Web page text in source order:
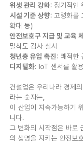
위생 관리 강화: 정기적인
시설 기준 상향: 고령화를
확대 등)
안전보호구 지급 및 교육
밀착도 검사 실시
청년층 유입 촉진: 쾌적한
디지털화: IoT 센서를 활
건설업은 우리나라 경제
라는 숫자는,
이 산업이 지속가능하기
니다.
그 변화의 시작점은 바로
의 생명을 지키는 안전보